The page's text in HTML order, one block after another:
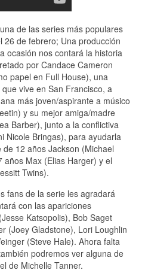
de las series más populares
26 de febrero; Una producción
ocasión nos contará la historia
por Candace Cameron
papel en Full House), una
vive en San Francisco, a
más joven/aspirante a músico
y su mejor amiga/madre
Barber), junto a la conflictiva
Nicole Bringas), para ayudarla
12 años Jackson (Michael
Max (Elias Harger) y el
Twins).
fans de la serie les agradará
con las apariciones
Katsopolis), Bob Saget
(Joey Gladstone), Lori Loughlin
(Steve Hale). Ahora falta
podremos ver alguna de
de Michelle Tanner.